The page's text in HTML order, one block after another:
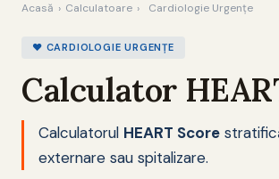
Acasă › Calculatoare › Cardiologie Urgențe
❤️ CARDIOLOGIE URGENȚE
Calculator
Calculatorul HEART Score
externare sau spitalizare.